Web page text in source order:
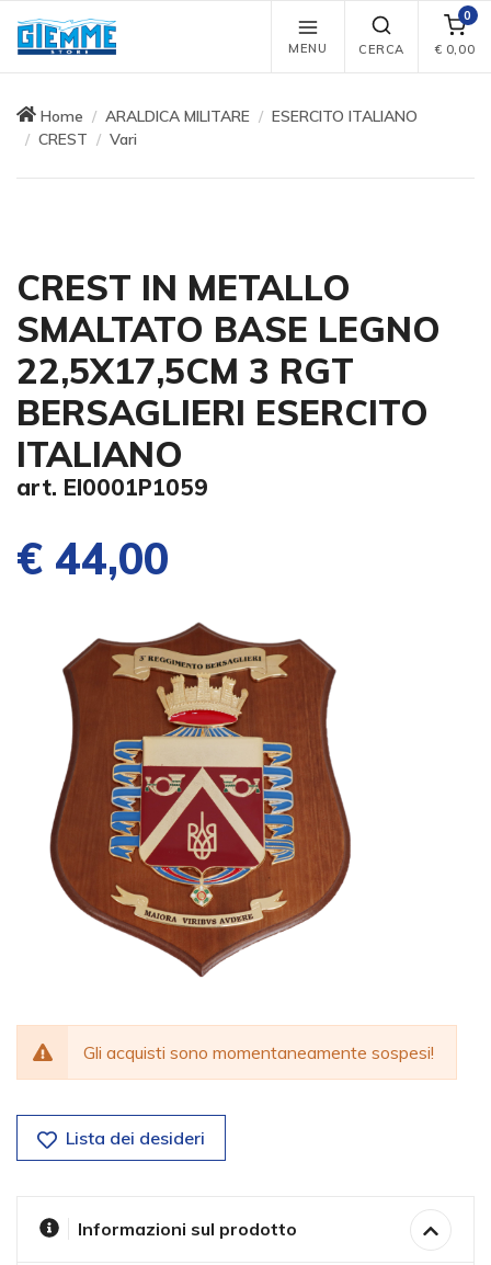
MENU CERCA
0
€ 0,00
Home ARALDICA MILITARE
ESERCITO ITALIANO
CREST
Vari
CREST IN METALLO
SMALTATO BASE LEGNO
22,5X17,5CM 3 RGT
BERSAGLIERI ESERCITO
ITALIANO
art. EI0001P1059
€ 44,00
Gli acquisti sono momentaneamente sospesi!
Lista dei desideri
Informazioni sul prodotto